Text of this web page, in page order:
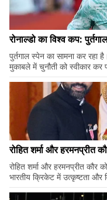
रोनाल्डो का विश्व कप:
पुर्तगाल स्पेन का सामना कर रहा
मुकाबले में चुनौती को स्वीकार कर
रोहित शर्मा और हरमनप्रीत
रोहित शर्मा और हरमनप्रीत कौर
भारतीय क्रिकेट में उत्कृष्टता और